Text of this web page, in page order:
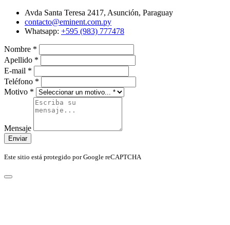
Avda Santa Teresa 2417, Asunción, Paraguay
contacto@eminent.com.py
Whatsapp: +595 (983) 777478
Nombre *
Apellido *
E-mail *
Teléfono *
Motivo *
Mensaje
Enviar
Este sitio está protegido por Google reCAPTCHA